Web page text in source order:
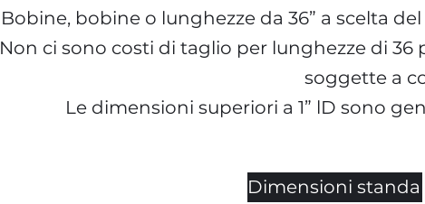
Bobine, bobine o lunghezze da 36” a scelta
Non ci sono costi di taglio per lunghezze di
soggette a
Le dimensioni superiori a 1” lD sono
Dimensioni